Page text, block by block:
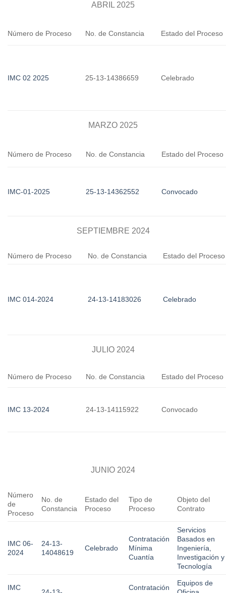
ABRIL 2025
Número de Proceso No. de Constancia Estado del Proceso
IMC 02 2025 25-13-14386659 Celebrado
MARZO 2025
Número de Proceso No. de Constancia Estado del Proceso
IMC-01-2025 25-13-14362552 Convocado
SEPTIEMBRE 2024
Número de Proceso No. de Constancia Estado del Proceso
IMC 014-2024 24-13-14183026 Celebrado
JULIO 2024
Número de Proceso No. de Constancia Estado del Proceso
IMC 13-2024 24-13-14115922 Convocado
JUNIO 2024
Número
de
Proceso
No. de
Constancia
Estado del
Proceso
Tipo de
Proceso
Objeto del
Contrato
IMC 06-
2024
24-13-
14048619
Celebrado
Contratación
Mínima
Cuantía
Servicios
Basados en
Ingeniería,
Investigación y
Tecnología
IMC
Contratación
Equipos de